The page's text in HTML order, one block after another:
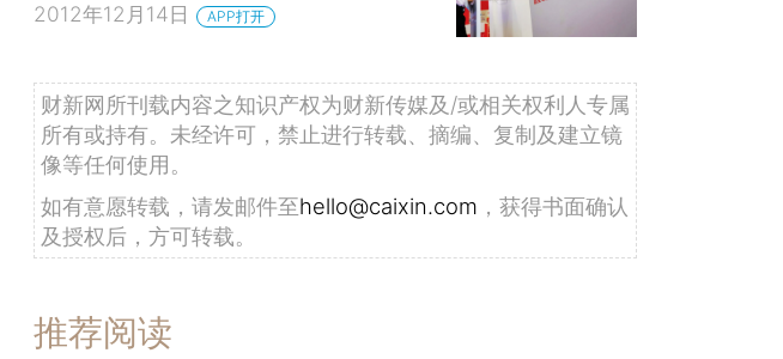
2012年12月14日 APP打开
财新网所刊载内容之知识产权为财新传媒及/或相关权利人专属
所有或持有。未经许可，禁止进行转载、摘编、复制及建立镜
像等任何使用。
如有意愿转载，请发邮件至hello@caixin.com ，获得书面确认
及授权后，方可转载。
推荐阅读